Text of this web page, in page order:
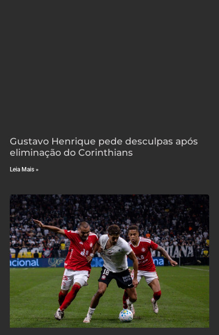
Gustavo Henrique pede desculpas após
eliminação do Corinthians
Leia Mais »